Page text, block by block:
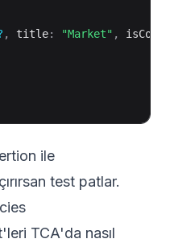
, title: "Market" ,
ile
test patlar.
TCA'da nasıl